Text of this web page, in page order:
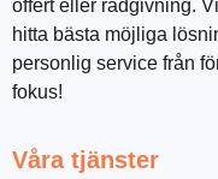
offert eller rådgivning.
hitta bästa möjliga
personlig service från
fokus!
Våra tjänster